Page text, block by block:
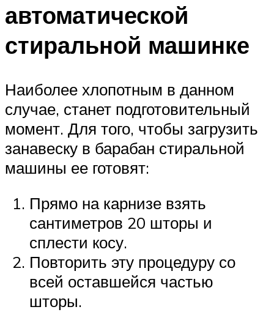
автоматической
стиральной машинке
Наиболее хлопотным в данном
случае, станет подготовительный
момент. Для того, чтобы загрузить
занавеску в барабан стиральной
машины ее готовят:
Прямо на карнизе взять
сантиметров 20 шторы и
сплести косу.
Повторить эту процедуру со
всей оставшейся частью
шторы.